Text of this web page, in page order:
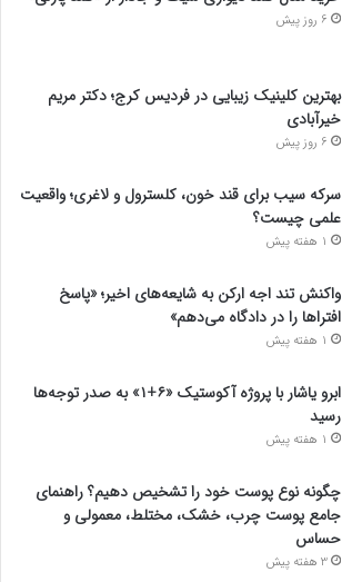
6 روز پیش
بهترین کلینیک زیبایی در فردیس کرج؛ دکتر مریم
خیرآبادی
6 روز پیش
سرکه سیب برای قند خون، کلسترول و لاغری؛ واقعیت
علمی چیست؟
1 هفته پیش
واکنش تند اجه ارکن به شایعه‌های اخیر؛ «پاسخ
افتراها را در دادگاه می‌دهم»
1 هفته پیش
ابرو یاشار با پروژه آکوستیک «۶+۱» به صدر توجه‌ها
رسید
1 هفته پیش
چگونه نوع پوست خود را تشخیص دهیم؟ راهنمای
جامع پوست چرب، خشک، مختلط، معمولی و
حساس
3 هفته پیش